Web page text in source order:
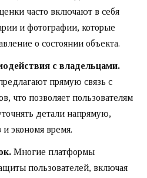
часто включают в себя
и фотографии, которые
о состоянии объекта.
с владельцами.
прямую связь с
что позволяет пользователям
детали напрямую,
и экономя время.
Многие платформы
пользователей, включая